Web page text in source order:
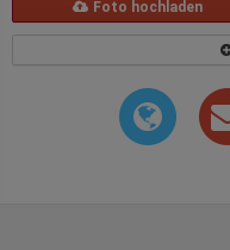
Foto hochladen